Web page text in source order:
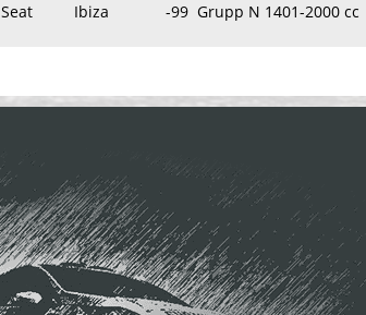
Seat Ibiza -99 Grupp N 1401-2000 cc